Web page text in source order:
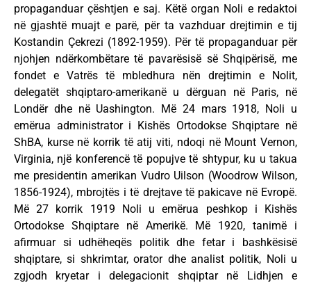
propaganduar çështjen e saj. Këtë organ Noli e redaktoi
në gjashtë muajt e parë, për ta vazhduar drejtimin e tij
Kostandin Çekrezi (1892-1959). Për të propaganduar për
njohjen ndërkombëtare të pavarësisë së Shqipërisë, me
fondet e Vatrës të mbledhura nën drejtimin e Nolit,
delegatët shqiptaro-amerikanë u dërguan në Paris, në
Londër dhe në Uashington. Më 24 mars 1918, Noli u
emërua administrator i Kishës Ortodokse Shqiptare në
ShBA, kurse në korrik të atij viti, ndoqi në Mount Vernon,
Virginia, një konferencë të popujve të shtypur, ku u takua
me presidentin amerikan Vudro Uilson (Woodrow Wilson,
1856-1924), mbrojtës i të drejtave të pakicave në Evropë.
Më 27 korrik 1919 Noli u emërua peshkop i Kishës
Ortodokse Shqiptare në Amerikë. Më 1920, tanimë i
afirmuar si udhëheqës politik dhe fetar i bashkësisë
shqiptare, si shkrimtar, orator dhe analist politik, Noli u
zgjodh kryetar i delegacionit shqiptar në Lidhjen e